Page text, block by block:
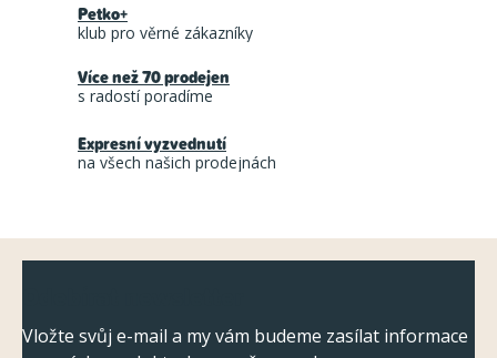
d
p
r
k
ý
Petko+
klub pro věrné zákazníky
Více než 70 prodejen
s radostí poradíme
Expresní vyzvednutí
na všech našich prodejnách
Vložte svůj e-mail a my vám budeme zasílat informace